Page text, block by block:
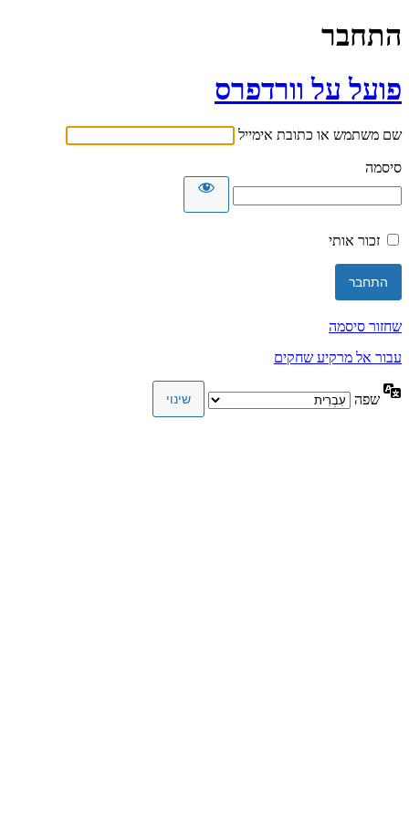
התחבר
פועל על וורדפרס
שם משתמש או כתובת אימייל
סיסמה
זכור אותי
שחזור סיסמה
עבור אל מרקיע שחקים
שפה